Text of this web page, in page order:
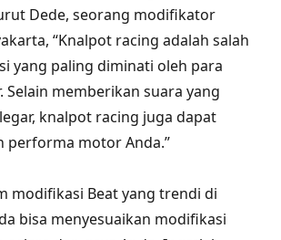
Dede, seorang modifikator
“Knalpot racing adalah salah
yang paling diminati oleh para
Selain memberikan suara yang
knalpot racing juga dapat
performa motor Anda.”
modifikasi Beat yang trendi di
bisa menyesuaikan modifikasi